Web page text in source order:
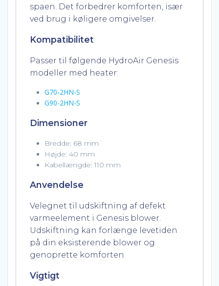
spaen. Det forbedrer komforten, især
ved brug i køligere omgivelser.
Kompatibilitet
Passer til følgende HydroAir Genesis
modeller med heater:
G70-2HN-S
G90-2HN-S
Dimensioner
Bredde: 68 mm
Højde: 40 mm
Kabellængde: 110 mm
Anvendelse
Velegnet til udskiftning af defekt
varmeelement i Genesis blower.
Udskiftning kan forlænge levetiden
på din eksisterende blower og
genoprette komforten.
Vigtigt